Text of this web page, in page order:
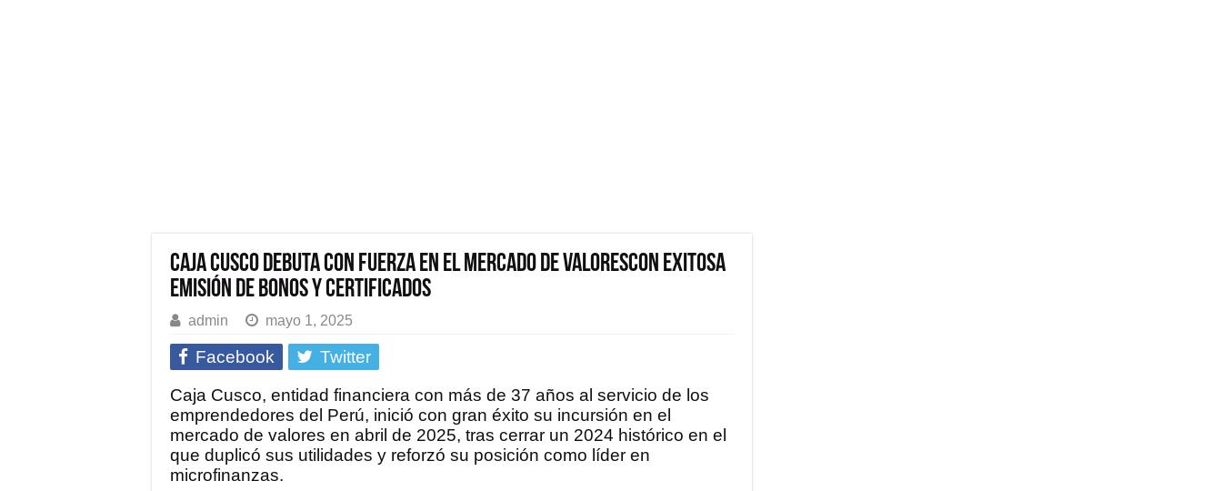
Caja Cusco debuta con fuerza en el mercado de valorescon exitosa
emisión de bonos y certificados
admin mayo 1, 2025
Facebook
Twitter
Caja Cusco, entidad financiera con más de 37 años al servicio de los
emprendedores del Perú, inició con gran éxito su incursión en el
mercado de valores en abril de 2025, tras cerrar un 2024 histórico en el
que duplicó sus utilidades y reforzó su posición como líder en
microfinanzas.